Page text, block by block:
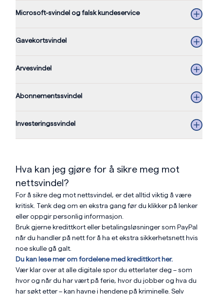
Microsoft-svindel og falsk kundeservice
Gavekortsvindel
Arvesvindel
Abonnementssvindel
Investeringssvindel
Hva kan jeg gjøre for å sikre meg mot
nettsvindel?
For å sikre deg mot nettsvindel, er det alltid viktig å være
kritisk. Tenk deg om en ekstra gang før du klikker på lenker
eller oppgir personlig informasjon.
Bruk gjerne kredittkort eller betalingsløsninger som PayPal
når du handler på nett for å ha et ekstra sikkerhetsnett hvis
noe skulle gå galt.
Du kan lese mer om fordelene med kredittkort her.
Vær klar over at alle digitale spor du etterlater deg – som
hvor og når du har vært på ferie, hvor du jobber og hva du
har søkt etter – kan havne i hendene på kriminelle. Selv